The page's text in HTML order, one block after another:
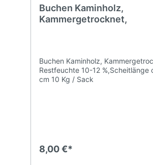
Buchen Kaminholz,
Kammergetrocknet,
Buchen Kaminholz,
Restfeuchte 10-12 %,Scheitlänge
cm 10 Kg / Sack
8,00 €*